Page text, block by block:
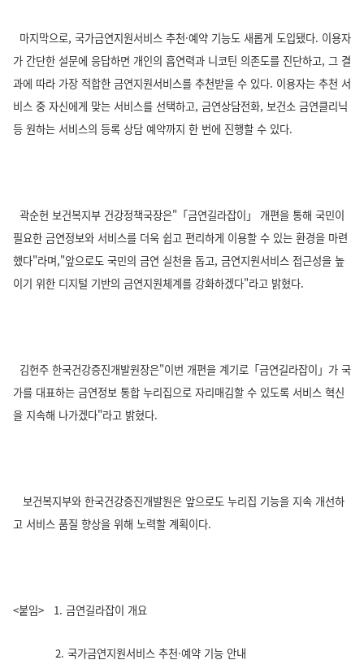
마지막으로, 국가금연지원서비스 추천·예약 기능도 새롭게 도입됐다. 이용자
가 간단한 설문에 응답하면 개인의 흡연력과 니코틴 의존도를 진단하고, 그 결
과에 따라 가장 적합한 금연지원서비스를 추천받을 수 있다. 이용자는 추천 서
비스 중 자신에게 맞는 서비스를 선택하고, 금연상담전화, 보건소 금연클리닉
등 원하는 서비스의 등록 상담 예약까지 한 번에 진행할 수 있다.
곽순헌 보건복지부 건강정책국장은"「금연길라잡이」 개편을 통해 국민이
필요한 금연정보와 서비스를 더욱 쉽고 편리하게 이용할 수 있는 환경을 마련
했다"라며,"앞으로도 국민의 금연 실천을 돕고, 금연지원서비스 접근성을 높
이기 위한 디지털 기반의 금연지원체계를 강화하겠다"라고 밝혔다.
김헌주 한국건강증진개발원장은"이번 개편을 계기로「금연길라잡이」가 국
가를 대표하는 금연정보 통합 누리집으로 자리매김할 수 있도록 서비스 혁신
을 지속해 나가겠다"라고 밝혔다.
보건복지부와 한국건강증진개발원은 앞으로도 누리집 기능을 지속 개선하
고 서비스 품질 향상을 위해 노력할 계획이다.
<붙임> 1. 금연길라잡이 개요
2. 국가금연지원서비스 추천·예약 기능 안내